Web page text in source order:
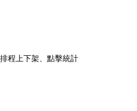
程上下架、點擊統計